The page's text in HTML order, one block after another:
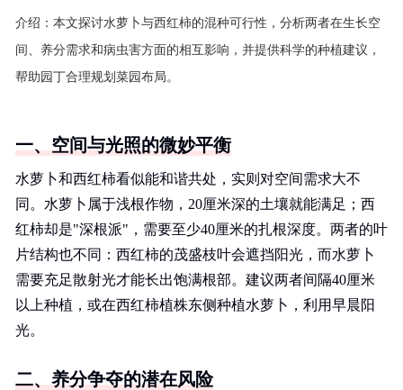
介绍： 本文探讨水萝卜与西红柿的混种可行性，分析两者在生长空
间、养分需求和病虫害方面的相互影响，并提供科学的种植建议，
帮助园丁合理规划菜园布局。
一、空间与光照的微妙平衡
水萝卜和西红柿看似能和谐共处，实则对空间需求大不
同。水萝卜属于浅根作物，20厘米深的土壤就能满足；西
红柿却是"深根派"，需要至少40厘米的扎根深度。两者的叶
片结构也不同：西红柿的茂盛枝叶会遮挡阳光，而水萝卜
需要充足散射光才能长出饱满根部。建议两者间隔40厘米
以上种植，或在西红柿植株东侧种植水萝卜，利用早晨阳
光。
二、养分争夺的潜在风险